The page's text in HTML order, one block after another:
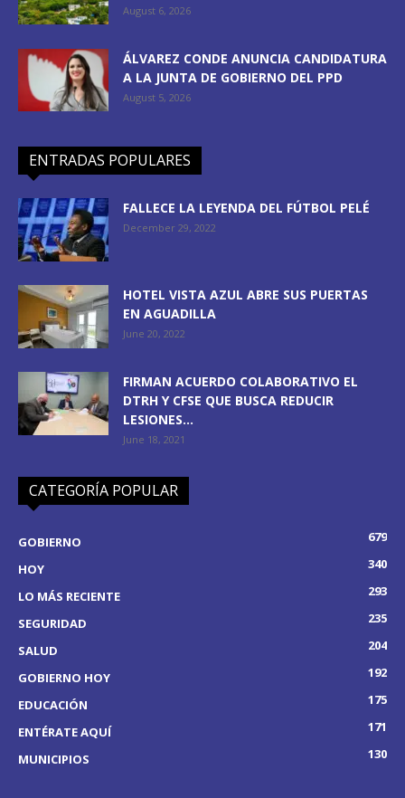
August 6, 2026
ÁLVAREZ CONDE ANUNCIA CANDIDATURA
A LA JUNTA DE GOBIERNO DEL PPD
August 5, 2026
ENTRADAS POPULARES
FALLECE LA LEYENDA DEL FÚTBOL PELÉ
December 29, 2022
HOTEL VISTA AZUL ABRE SUS PUERTAS
EN AGUADILLA
June 20, 2022
FIRMAN ACUERDO COLABORATIVO EL
DTRH Y CFSE QUE BUSCA REDUCIR
LESIONES...
June 18, 2021
CATEGORÍA POPULAR
GOBIERNO
679
HOY
340
LO MÁS RECIENTE
293
SEGURIDAD
235
SALUD
204
GOBIERNO HOY
192
EDUCACIÓN
175
ENTÉRATE AQUÍ
171
MUNICIPIOS
130